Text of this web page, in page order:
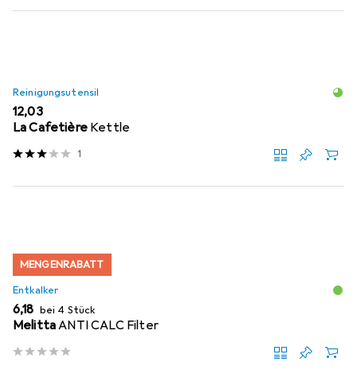
Reinigungsutensil
EUR
12,03
La Cafetière Kettle
1
MENGENRABATT
Entkalker
EUR
6,18 bei 4 Stück
MelittaANTI CALC Filter